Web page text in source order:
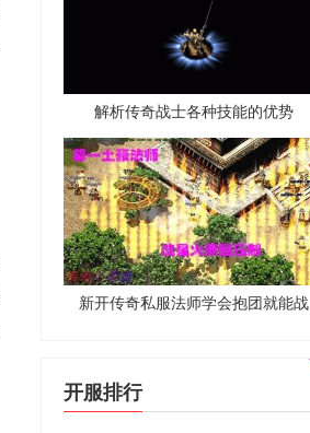
解析传奇战士各种技能的优势
新开传奇私服法师学会抱团就能战
开服排行